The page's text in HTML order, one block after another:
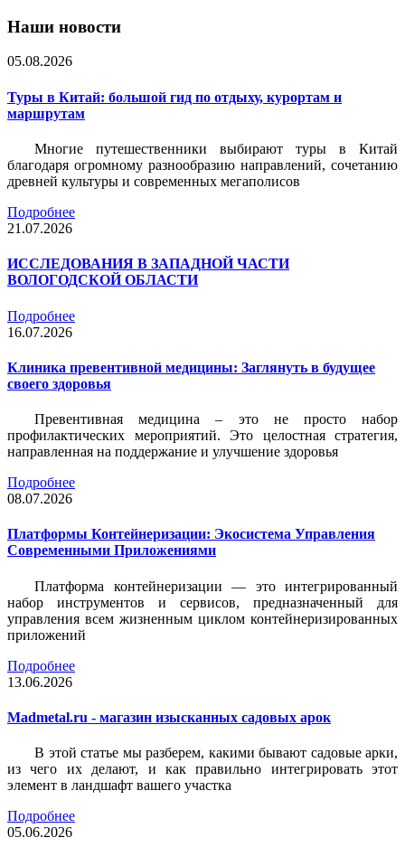
Наши новости
05.08.2026
Туры в Китай: большой гид по отдыху, курортам и
маршрутам
Многие путешественники выбирают туры в Китай
благодаря огромному разнообразию направлений, сочетанию
древней культуры и современных мегаполисов
Подробнее
21.07.2026
ИССЛЕДОВАНИЯ В ЗАПАДНОЙ ЧАСТИ
ВОЛОГОДСКОЙ ОБЛАСТИ
Подробнее
16.07.2026
Клиника превентивной медицины: Заглянуть в будущее
своего здоровья
Превентивная медицина – это не просто набор
профилактических мероприятий. Это целостная стратегия,
направленная на поддержание и улучшение здоровья
Подробнее
08.07.2026
Платформы Контейнеризации: Экосистема Управления
Современными Приложениями
Платформа контейнеризации — это интегрированный
набор инструментов и сервисов, предназначенный для
управления всем жизненным циклом контейнеризированных
приложений
Подробнее
13.06.2026
Madmetal.ru - магазин изысканных садовых арок
В этой статье мы разберем, какими бывают садовые арки,
из чего их делают, и как правильно интегрировать этот
элемент в ландшафт вашего участка
Подробнее
05.06.2026